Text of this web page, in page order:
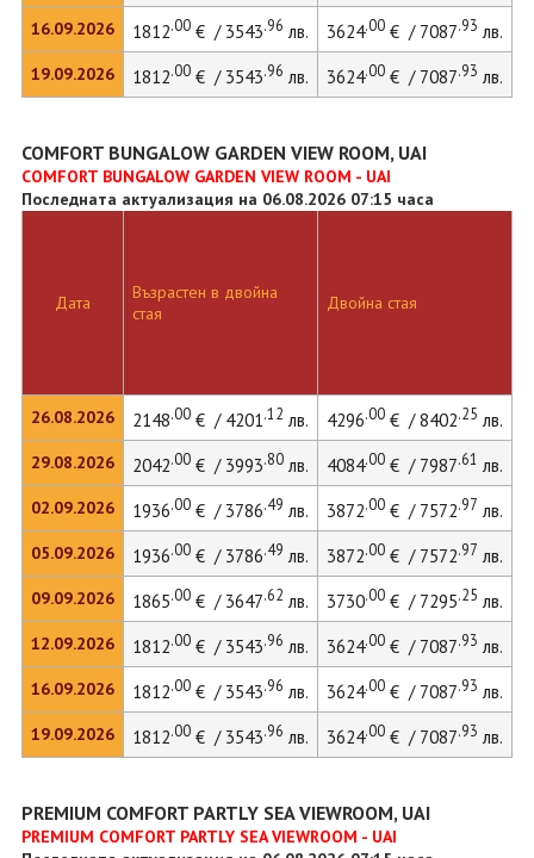
16.09.2026
19.09.2026
1812.00€ / 3543.96 лв. 3624.00€ / 7087.93 лв.
1812.00€ / 3543.96 лв. 3624.00€ / 7087.93 лв.
COMFORT BUNGALOW GARDEN VIEW ROOM, UAI
COMFORT BUNGALOW GARDEN VIEW ROOM - UAI
Последната актуализация на 06.08.2026 07:15 часа
Дата
26.08.2026
29.08.2026
02.09.2026
05.09.2026
09.09.2026
12.09.2026
16.09.2026
19.09.2026
Възрастен в двойна
стая
Двойна стая
2148.00€ / 4201.12 лв. 4296.00€ / 8402.25 лв.
2042.00€ / 3993.80лв. 4084.00€ / 7987.61 лв.
1936.00€ / 3786.49 лв. 3872.00€ / 7572.97 лв.
1936.00€ / 3786.49 лв. 3872.00€ / 7572.97 лв.
1865.00€ / 3647.62 лв. 3730.00€ / 7295.25 лв.
1812.00€ / 3543.96 лв. 3624.00€ / 7087.93 лв.
1812.00€ / 3543.96 лв. 3624.00€ / 7087.93 лв.
1812.00€ / 3543.96 лв. 3624.00€ / 7087.93 лв.
PREMIUM COMFORT PARTLY SEA VIEWROOM, UAI
PREMIUM COMFORT PARTLY SEA VIEWROOM - UAI